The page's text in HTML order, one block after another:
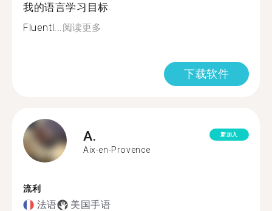
我的语言学习目标
Fluentl... 阅读更多
下载软件
A.
Aix-en-Provence
新加入
流利
法语 美国手语